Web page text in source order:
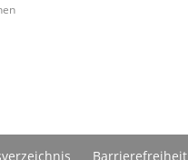
Barrierefreiheit